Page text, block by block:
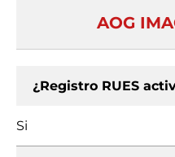
AOG
¿Registro RUES
Si